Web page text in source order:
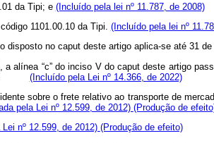
da Tipi; e (Incluído pela lei nº 11.787, de 2008)
1101.00.10 da Tipi. (Incluído pela lei nº
disposto nocaputdeste artigo aplica-se até 31
a alínea “c” do inciso V docaput deste artigo
(Incluído pela Lei nº 14.366, de 2022)
sobre o frete relativo ao transporte de
pela Lei nº 12.599, de 2012) (Produção de
nº 12.599, de 2012) (Produção de efeito)